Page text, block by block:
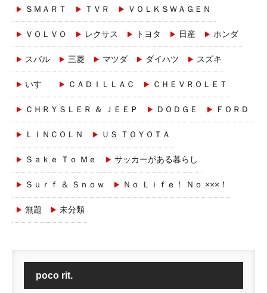
ＳＭＡＲＴ ＴＶＲ ＶＯＬＫＳＷＡＧＥＮ
ＶＯＬＶＯ レクサス トヨタ 日産 ホンダ
スバル 三菱 マツダ ダイハツ スズキ
いすゞ ＣＡＤＩＬＬＡＣ ＣＨＥＶＲＯＬＥＴ
ＣＨＲＹＳＬＥＲ ＆ ＪＥＥＰ ＤＯＤＧＥ ＦＯＲＤ
ＬＩＮＣＯＬＮ ＵＳ ＴＯＹＯＴＡ
Ｓａｋｅ Ｔｏ Ｍｅ サッカーがある暮らし
Ｓｕｒｆ ＆ Ｓｎｏｗ Ｎｏ Ｌｉｆｅ！ Ｎｏ ×××！
無題 未分類
poco rit.